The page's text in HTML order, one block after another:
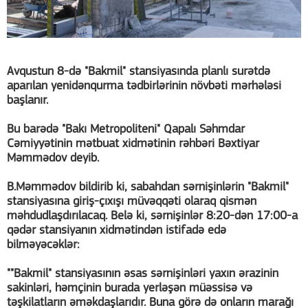
Avqustun 8-də "Bakmil" stansiyasında planlı surətdə
aparılan yenidənqurma tədbirlərinin növbəti mərhələsi
başlanır.
Bu barədə "Bakı Metropoliteni" Qapalı Səhmdar
Cəmiyyətinin mətbuat xidmətinin rəhbəri Bəxtiyar
Məmmədov deyib.
B.Məmmədov bildirib ki, sabahdan sərnişinlərin "Bakmil"
stansiyasına giriş-çıxışı müvəqqəti olaraq qismən
məhdudlaşdırılacaq. Belə ki, sərnişinlər 8:20-dən 17:00-a
qədər stansiyanın xidmətindən istifadə edə
bilməyəcəklər:
""Bakmil" stansiyasının əsas sərnişinləri yaxın ərazinin
sakinləri, həmçinin burada yerləşən müəssisə və
təşkilatların əməkdaşlarıdır. Buna görə də onların marağı